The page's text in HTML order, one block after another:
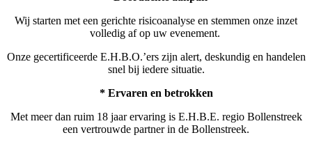
Wij starten met een gerichte risicoanalyse en stemmen onze inzet
volledig af op uw evenement.
Onze gecertificeerde E.H.B.O.’ers zijn alert, deskundig en handelen
snel bij iedere situatie.
* Ervaren en betrokken
Met meer dan ruim 18 jaar ervaring is E.H.B.E. regio Bollenstreek
een vertrouwde partner in de Bollenstreek.